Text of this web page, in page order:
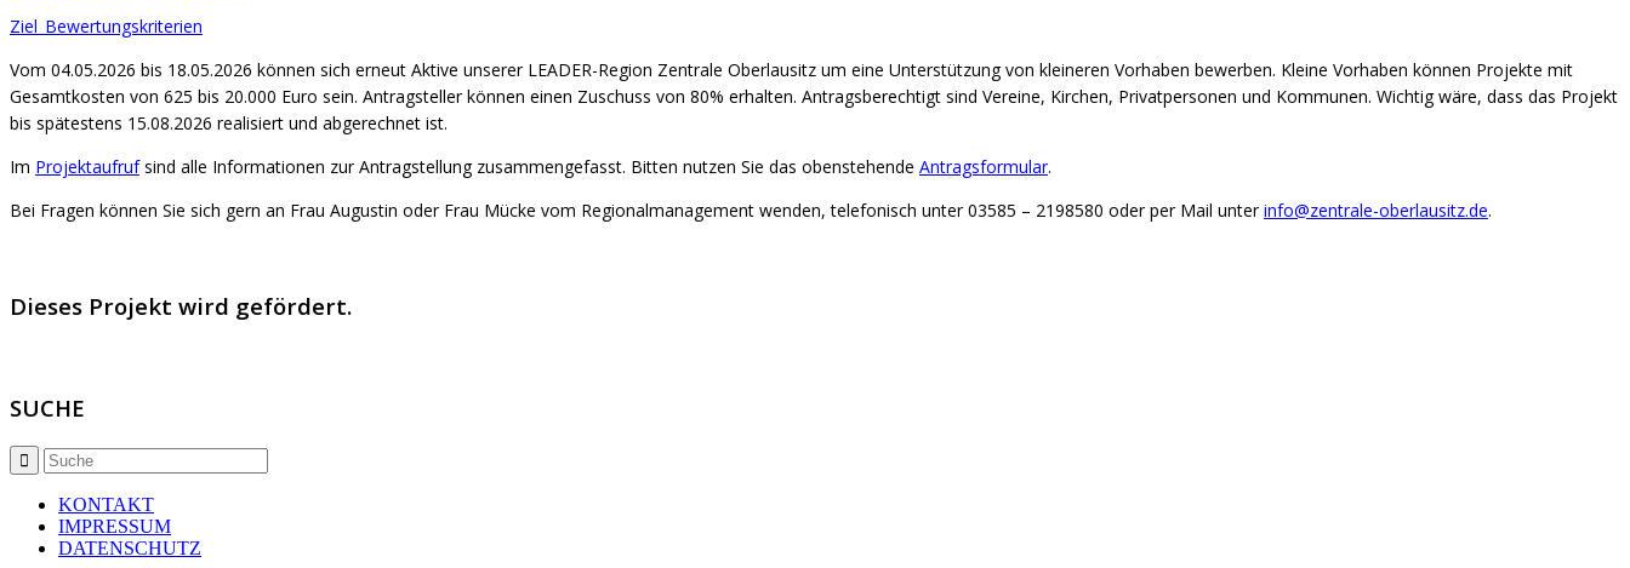
Ziel_Bewertungskriterien
Vom 04.05.2026 bis 18.05.2026 können sich erneut Aktive unserer LEADER-Region Zentrale Oberlausitz um eine Unterstützung von kleineren Vorhaben bewerben. Kleine Vorhaben können Projekte mit
Gesamtkosten von 625 bis 20.000 Euro sein. Antragsteller können einen Zuschuss von 80% erhalten. Antragsberechtigt sind Vereine, Kirchen, Privatpersonen und Kommunen. Wichtig wäre, dass das Projekt
bis spätestens 15.08.2026 realisiert und abgerechnet ist.
Im Projektaufrufsind alle Informationen zur Antragstellung zusammengefasst. Bitten nutzen Sie das obenstehende Antragsformular.
Bei Fragen können Sie sich gern an Frau Augustin oder Frau Mücke vom Regionalmanagement wenden, telefonisch unter 03585 – 2198580 oder per Mail unterinfo@zentrale-oberlausitz.de.
Dieses Projekt wird gefördert.
SUCHE
KONTAKT
IMPRESSUM
DATENSCHUTZ